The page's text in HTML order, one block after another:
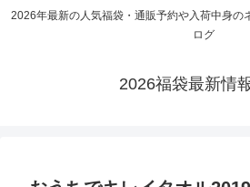
2026年最新の人気福袋・通販予約や入荷中身の
ログ
2026福袋最新情